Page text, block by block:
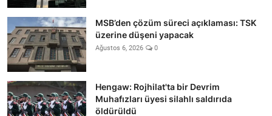
MSB’den çözüm süreci açıklaması: TSK
üzerine düşeni yapacak
Ağustos 6, 2026 0
Hengaw: Rojhilat'ta bir Devrim
Muhafızları üyesi silahlı saldırıda
öldürüldü